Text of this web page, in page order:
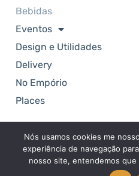
Bebidas
Eventos
Design e Utilidades
Delivery
No Empório
Places
Copyright © 2025.
direitos
Nós usamos cookies me
experiência de navegação
nosso site, entendemos